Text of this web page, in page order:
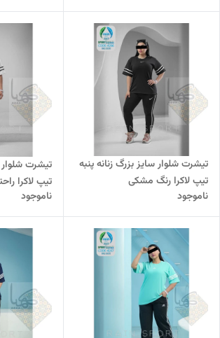
تیشرت شلوار سایز بزرگ زنانه پنبه
تیپ لاکرا رنگ مشکی
ناموجود
تیشرت شلوار
تیپ لاکرا
ناموجود